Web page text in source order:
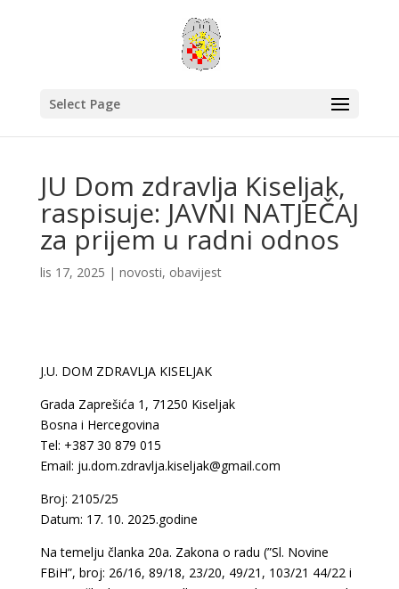
Select Page
JU Dom zdravlja Kiseljak,
raspisuje: JAVNI NATJEČAJ
za prijem u radni odnos
lis 17, 2025 | novosti, obavijest
J.U. DOM ZDRAVLJA KISELJAK
Grada Zaprešića 1, 71250 Kiseljak
Bosna i Hercegovina
Tel: +387 30 879 015
Email: ju.dom.zdravlja.kiseljak@gmail.com
Broj: 2105/25
Datum: 17. 10. 2025.godine
Na temelju članka 20a. Zakona o radu (”Sl. Novine
FBiH”, broj: 26/16, 89/18, 23/20, 49/21, 103/21 44/22 i